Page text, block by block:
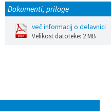
Dokumenti, priloge
več informacij o delavnici
Velikost datoteke: 2 MB